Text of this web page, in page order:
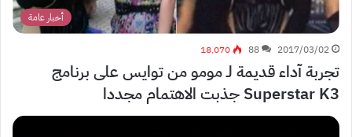
أخبار عامة
2017/03/02
88 18٬070
تجربة آداء قديمة لـ مومو من توايس على برنامج
Superstar K3 جذبت الاهتمام مجددا